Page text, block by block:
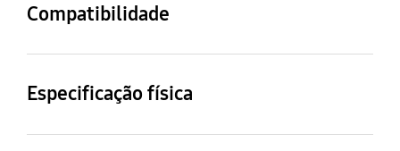
Compatibilidade
Compatible Models
Galaxy Z Flip 4
Especificação física
Dimensões (LxAxP) Peso